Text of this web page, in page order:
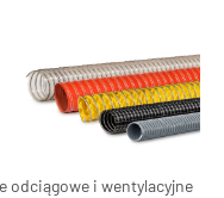
odciągowe i wentylacyjne